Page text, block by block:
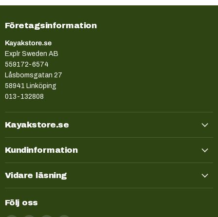
Företagsinformation
Kayakstore.se
Explr Sweden AB
559172-6574
Låsbomsgatan 27
58941 Linköping
013-132808
Kayakstore.se
Kundinformation
Vidare läsning
Följ oss